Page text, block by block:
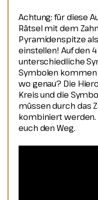
Achtung: für diese
Rätsel mit dem
Pyramidenspitze
einstellen! Auf den
unterschiedliche
Symbolen
wo genau? Die
Kreis und die
müssen durch das
kombiniert
euch den Weg.